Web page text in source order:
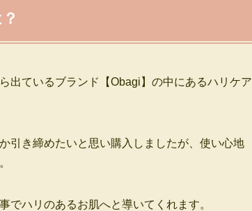
出ているブランド【Obagi】の中にあるハリケア
引き締めたいと思い購入しましたが、使い心地
でハリのあるお肌へと導いてくれます。